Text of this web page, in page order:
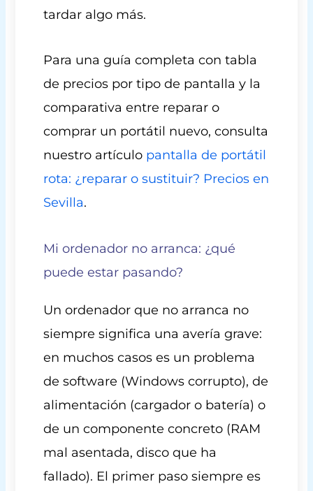
tardar algo más.
Para una guía completa con tabla
de precios por tipo de pantalla y la
comparativa entre reparar o
comprar un portátil nuevo, consulta
nuestro artículo pantalla de portátil
rota: ¿reparar o sustituir? Precios en
Sevilla.
Mi ordenador no arranca: ¿qué
puede estar pasando?
Un ordenador que no arranca no
siempre significa una avería grave:
en muchos casos es un problema
de software (Windows corrupto), de
alimentación (cargador o batería) o
de un componente concreto (RAM
mal asentada, disco que ha
fallado). El primer paso siempre es